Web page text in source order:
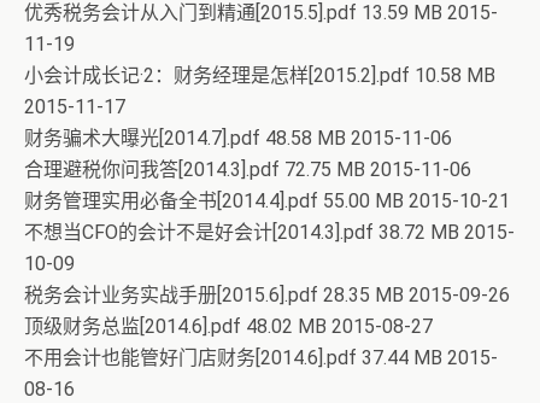
优秀税务会计从入门到精通[2015.5].pdf 13.59 MB 2015-
11-19
小会计成长记·2：财务经理是怎样[2015.2].pdf 10.58 MB
2015-11-17
财务骗术大曝光[2014.7].pdf 48.58 MB 2015-11-06
合理避税你问我答[2014.3].pdf 72.75 MB 2015-11-06
财务管理实用必备全书[2014.4].pdf 55.00 MB 2015-10-21
不想当CFO的会计不是好会计[2014.3].pdf 38.72 MB 2015-
10-09
税务会计业务实战手册[2015.6].pdf 28.35 MB 2015-09-26
顶级财务总监[2014.6].pdf 48.02 MB 2015-08-27
不用会计也能管好门店财务[2014.6].pdf 37.44 MB 2015-
08-16